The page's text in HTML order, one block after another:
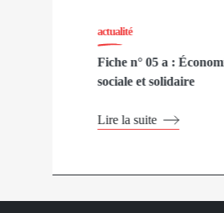
actualité
Fiche n° 05 a :
sociale et solidaire
Lire la suite